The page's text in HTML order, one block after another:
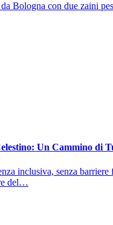
Bologna con due zaini
Un Cammino di
inclusiva, senza barriere
del…